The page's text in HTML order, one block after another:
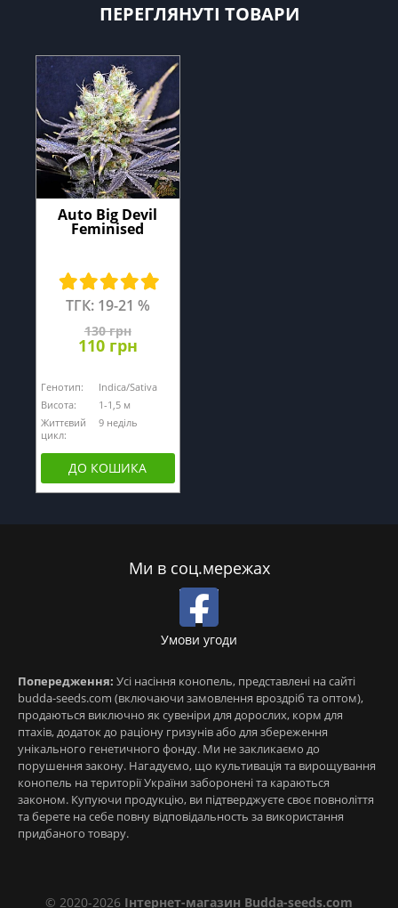
ПЕРЕГЛЯНУТІ ТОВАРИ
Auto Big Devil
Feminised
ТГК: 19-21 %
130 грн
110 грн
Генотип:
Indica/Sativa
Висота:
1-1,5 м
Життєвий
цикл:
9 неділь
ДО КОШИКА
Ми в соц.мережах
Умови угоди
Попередження: Усі насіння конопель, представлені на сайті
budda-seeds.com (включаючи замовлення вроздріб та оптом),
продаються виключно як сувеніри для дорослих, корм для
птахів, додаток до раціону гризунів або для збереження
унікального генетичного фонду. Ми не закликаємо до
порушення закону. Нагадуємо, що культивація та вирощування
конопель на території України заборонені та караються
законом. Купуючи продукцію, ви підтверджуєте своє повноліття
та берете на себе повну відповідальность за використання
придбаного товару.
© 2020-2026 Інтернет-магазин Budda-seeds.com